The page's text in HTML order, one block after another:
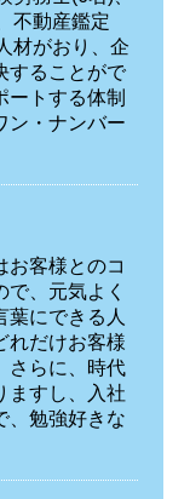
不動産鑑定
材がおり、企
することがで
ートする体制
ン・ナンバー
お客様とのコ
、元気よく
葉にできる人
れだけお客様
さらに、時代
ますし、入社
、勉強好きな